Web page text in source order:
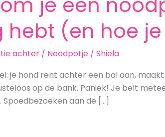
hebt (en hoe
achter / Noodpotje / Shiela
je hond rent achter een bal aan,
op de bank. Paniek! Je belt
aan de […]